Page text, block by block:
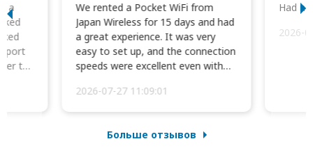
a
to
We rented a Pocket WiFi from
Japan Wireless for 15 days and had
a great experience. It was very
easy to set up, and the connection
speeds were excellent even with
2026-07-27 11:09:01
Had
2026-
Больше отзывов